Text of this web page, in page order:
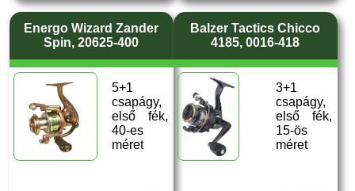
Energo Wizard Zander
Spin, 20625-400
5+1
csapágy,
első fék,
40-es
méret
Balzer Tactics Chicco
4185, 0016-418
3+1
csapágy,
első fék,
15-ös
méret